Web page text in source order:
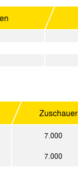
Zuschauer
7.000
7.000